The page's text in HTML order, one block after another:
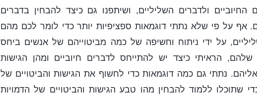
החיוביים ולדברים השליליים, ושיתפנו גם כיצד להבחין בדברים
אף על פי שלא נתתי דוגמאות ספציפיות יותר כדי לומר לכם מהם
על ידי ניתוח וחשיפה של כמה מביטוייהם של אנשים ביחס
שלהם, הראיתי כיצד יש להתייחס לדברים חיוביים ומהן הגישות
נתתי גם כמה דוגמאות כדי לחשוף את הגישות והביטויים של
שתוכלו ללמוד להבחין מהו טבע הגישות והביטויים של הדמויות